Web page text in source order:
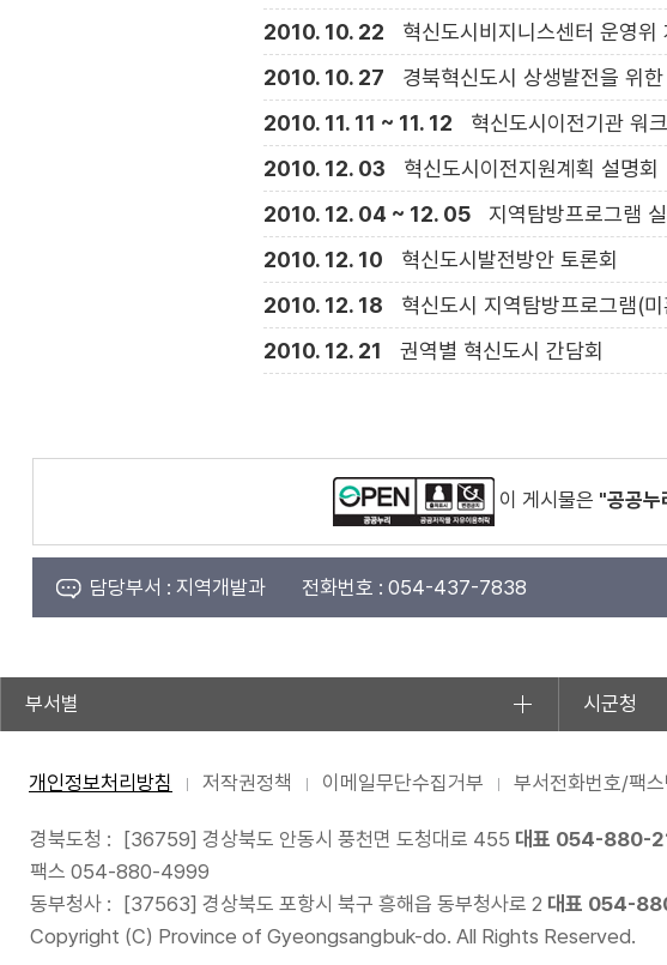
2010. 10. 22
혁신도시비지니스센터 운영위
2010. 10. 27
경북혁신도시 상생발전을 위
2010. 11. 11 ~ 11. 12
혁신도시이전기관 워
2010. 12. 03
혁신도시이전지원계획 설명회
2010. 12. 04 ~ 12. 05
지역탐방프로그램
2010. 12. 10
혁신도시발전방안 토론회
2010. 12. 18
혁신도시 지역탐방프로그램(
2010. 12. 21
권역별 혁신도시 간담회
이 게시물은 "공공
담당부서 : 지역개발과 전화번호 : 054-437-7838
부서별 시군청
개인정보처리방침 저작권정책 이메일무단수집거부 부서전화번호/팩스
경북도청 : [36759] 경상북도 안동시 풍천면 도청대로 455 대표 054-880-
팩스 054-880-4999
동부청사 :
[37563] 경상북도 포항시 북구 흥해읍 동부청사로 2 대표 054-
Copyright (C) Province of Gyeongsangbuk-do. All Rights Reserved.